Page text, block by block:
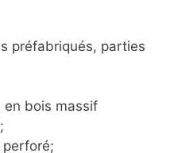
préfabriqués, parties
bois massif
perforé;